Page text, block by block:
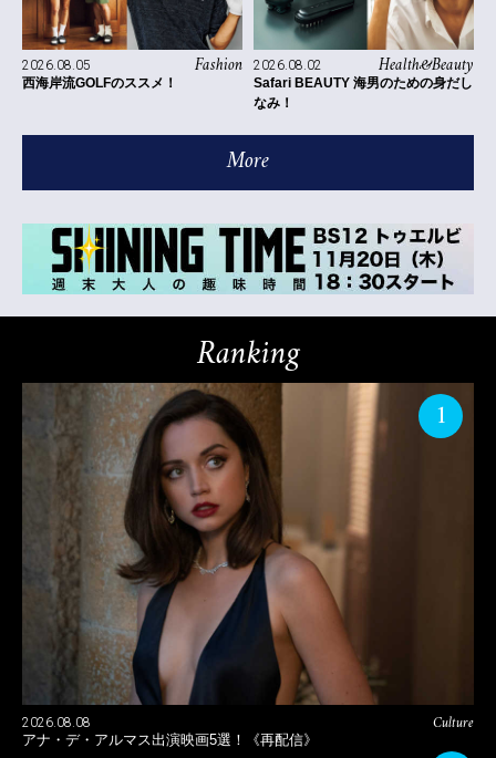
Fashion
2026.08.05
西海岸流GOLFのススメ！
Health&Beauty
2026.08.02
Safari BEAUTY 海男のための身だし
なみ！
More
Ranking
1
Culture
2026.08.08
アナ・デ・アルマス出演映画5選！《再配信》